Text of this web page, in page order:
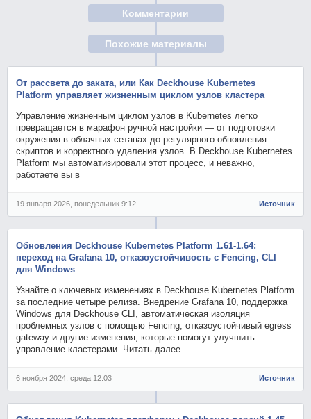
Комментарии
Похожие материалы
От рассвета до заката, или Как Deckhouse Kubernetes
Platform управляет жизненным циклом узлов кластера
Управление жизненным циклом узлов в Kubernetes легко
превращается в марафон ручной настройки — от подготовки
окружения в облачных сетапах до регулярного обновления
скриптов и корректного удаления узлов. В Deckhouse Kubernetes
Platform мы автоматизировали этот процесс, и неважно,
работаете вы в
19 января 2026, понедельник 9:12 Источник
Обновления Deckhouse Kubernetes Platform 1.61-1.64:
переход на Grafana 10, отказоустойчивость с Fencing, CLI
для Windows
Узнайте о ключевых изменениях в Deckhouse Kubernetes Platform
за последние четыре релиза. Внедрение Grafana 10, поддержка
Windows для Deckhouse CLI, автоматическая изоляция
проблемных узлов с помощью Fencing, отказоустойчивый egress
gateway и другие изменения, которые помогут улучшить
управление кластерами. Читать далее
6 ноября 2024, среда 12:03 Источник